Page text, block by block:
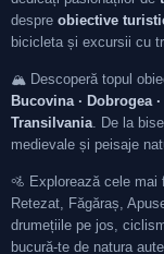
despre obiective
bicicleta și excursii cu
🏔️ Descoperă topul
Bucovina · Dobrogea
Transilvania. De la
medievale și peisaje
🚵 Explorează cele mai
Retezat, Făgăraș,
drumețiile pe jos,
bucură-te de natura